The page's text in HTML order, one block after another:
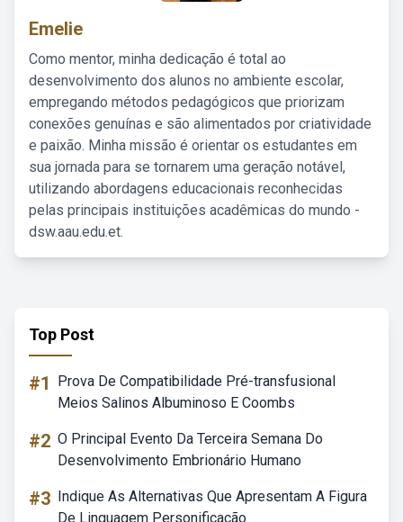
Emelie
Como mentor, minha dedicação é total ao
desenvolvimento dos alunos no ambiente escolar,
empregando métodos pedagógicos que priorizam
conexões genuínas e são alimentados por criatividade
e paixão. Minha missão é orientar os estudantes em
sua jornada para se tornarem uma geração notável,
utilizando abordagens educacionais reconhecidas
pelas principais instituições acadêmicas do mundo -
dsw.aau.edu.et.
Top Post
#1
Prova De Compatibilidade Pré-transfusional
Meios Salinos Albuminoso E Coombs
#2 O Principal Evento Da Terceira Semana Do
Desenvolvimento Embrionário Humano
#3 Indique As Alternativas Que Apresentam A Figura
De Linguagem Personificação